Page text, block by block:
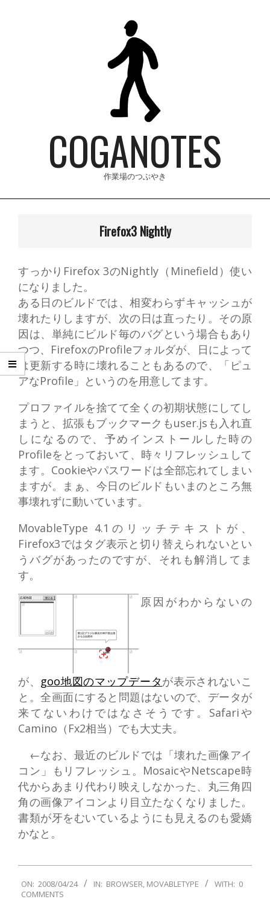
COGANOTES
作業場のつぶやき
Firefox3 Nightly
すっかりFirefox 3のNightly（Minefield）使い
になりました。
ある日のビルドでは、相変わらずキャッシュが
壊れたりしますが、次の日は直ったり。その原
因は、単純にビルド毎のバグという場合もあり
つつ、FirefoxのProfileフォルダが、日によって
は更新する時に壊れることもあるので、「ピュ
アなProfile」というのを用意してます。
プロファイルを捨てて全くの初期状態にしてし
まうと、拡張もブックマークもuser.jsも入れ直
しになるので、予めインストールした時の
Profileをとっておいて、時々リフレッシュして
ます。Cookieやパスワードは全部忘れてしまい
ますが。まぁ、今日のビルドもいまのところ無
事壊れずに動いています。
MovableType 4.1のリッチテキストが、
Firefox3ではタグ表示と切り替えられないとい
うバグがあったのですが、それも解消してま
す。
原因がわからないの
が、 goo地図のマップデータが表示されないこ
と。全画面にすると問題はないので、データが
来てないわけではなさそうです。Safariや
Camino（Fx2相当）でも大丈夫。
←なお、最近のビルドでは「壊れた画像アイ
コン」もリフレッシュ。MosaicやNetscape時
代からあまり代わり映えしなかった、丸三角四
角の画像アイコンより目立たなくなりました。
書類が牙をむいているようにも見えるのも愛嬌
かなと。
04-
ON: 2008/04/24 IN: BROWSER, MOVABLETYPE WITH: 0
COMMENTS